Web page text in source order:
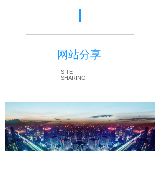
网站分享
SITE
SHARING